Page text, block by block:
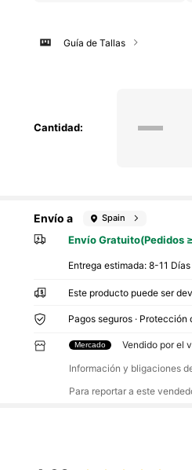
Guía de Tallas
Cantidad:
Envío a Spain
Envío Gratuito(Pedidos
Entrega estimada:8-11
Este producto puede ser
Pagos seguros ·
Mercado Vendido por el
Información y bligaciones
Para reportar a este